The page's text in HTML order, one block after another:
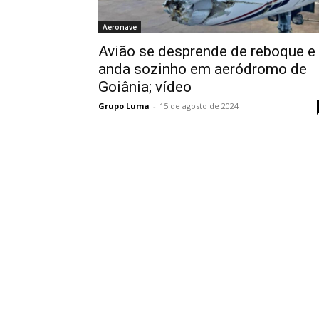
Aeronave
Avião se desprende de reboque e
anda sozinho em aeródromo de
Goiânia; vídeo
Grupo Luma - 15 de agosto de 2024